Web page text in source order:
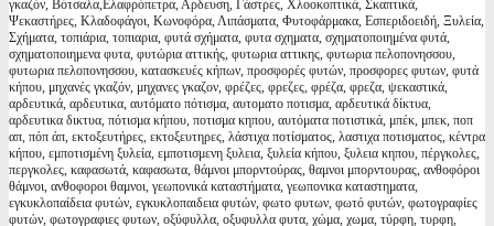
γκαζόν, Βότσαλα,Ελαφρόπετρα, Αρδευση, Γάστρες, Χλοοκοπτικά, Σκαπτικά,
Ψεκαστήρες, Κλαδοφάγοι, Κωνοφόρα, Λιπάσματα, Φυτοφάρμακα, Εσπεριδοειδή, Ξυλεία,
Σχήματα, τοπιάρια, τοπιαρια, φυτά σχήματα, φυτα σχηματα, σχηματοποιημένα φυτά,
σχηματοποιημενα φυτα, φυτώρια αττικής, φυτωρια αττικης, φυτωρια πελοπονησσου,
φυτωρια πελοπονησσου, κατασκευές κήπων, προσφορές φυτών, προσφορες φυτων, φυτά
κήπου, μηχανές γκαζόν, μηχανες γκαζον, φρέζες, φρεζες, φρέζα, φρεζα, ψεκαστικά,
αρδευτικά, αρδευτικα, αυτόματο πότισμα, αυτοματο ποτισμα, αρδευτικά δίκτυα,
αρδευτικα δικτυα, πότισμα κήπου, ποτισμα κηπου, αυτόματα ποτιστικά, μπέκ, μπεκ, ποπ
απ, πόπ άπ, εκτοξευτήρες, εκτοξευτηρες, λάστιχα ποτίσματος, λαστιχα ποτισματος, κέντρα
κήπου, εμποτισμένη ξυλεία, εμποτισμενη ξυλεια, ξυλεία κήπου, ξυλεια κηπου, πέργκολες,
περγκολες, καφασωτά, καφασωτα, θάμνοι μπορντούρας, θαμνοι μπορντουρας, ανθοφόροι
θάμνοι, ανθοφοροι θαμνοι, γεωπονικά καταστήματα, γεωπονικα καταστηματα,
εγκυκλοπαίδεια φυτών, εγκυκλοπαιδεια φυτών, φωτο φυτων, φωτό φυτών, φωτογραφίες
φυτών, φωτογραφιες φυτων, οξύφυλλα, οξυφυλλα φυτα, χώμα, χωμα, τύρφη, τυρφη,